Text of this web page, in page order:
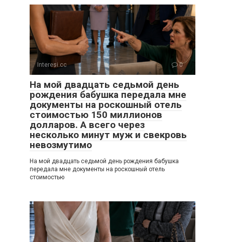
Interesi.cc 0
На мой двадцать седьмой день
рождения бабушка передала мне
документы на роскошный отель
стоимостью 150 миллионов
долларов. А всего через
несколько минут муж и свекровь
невозмутимо
На мой двадцать седьмой день рождения бабушка
передала мне документы на роскошный отель
стоимостью